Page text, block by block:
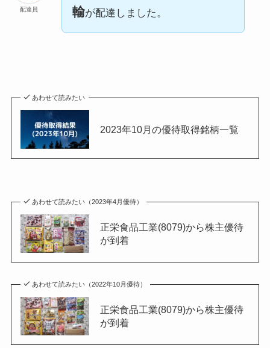
配達員
輸が配達しました。
あわせて読みたい
2023年10月の優待取得銘柄一覧
あわせて読みたい（2023年4月優待）
正栄食品工業(8079)から株主優待
が到着
あわせて読みたい（2022年10月優待）
正栄食品工業(8079)から株主優待
が到着